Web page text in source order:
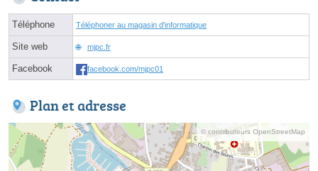
Téléphone Téléphoner au magasin d'informatique
Site web mjpc.fr
Facebook facebook.com/mjpc01
Plan et adresse
© contributeurs OpenStreetMap